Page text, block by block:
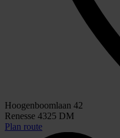
Hoogenboomlaan 42
Renesse 4325 DM
Plan route